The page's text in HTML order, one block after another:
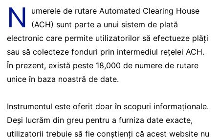
N
umerele de rutare Automated Clearing House
(ACH) sunt parte a unui sistem de plată
electronic care permite utilizatorilor să efectueze plăți
sau să colecteze fonduri prin intermediul rețelei ACH.
În prezent, există peste 18,000 de numere de rutare
unice în baza noastră de date.
Instrumentul este oferit doar în scopuri informaționale.
Deși lucrăm din greu pentru a furniza date exacte,
utilizatorii trebuie să fie conștienți că acest website nu